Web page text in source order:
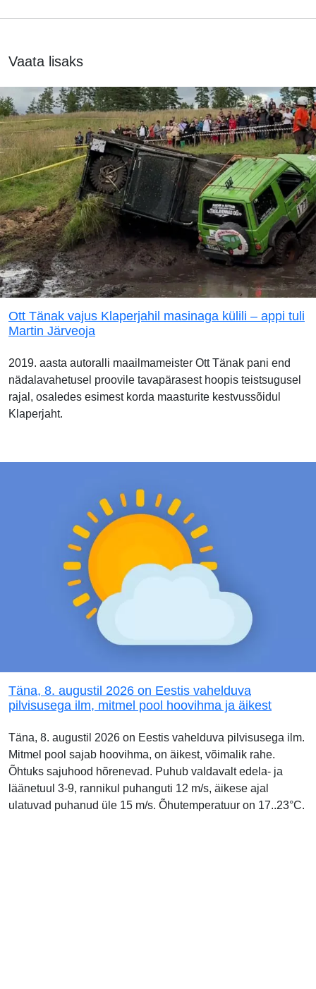
Vaata lisaks
Ott Tänak vajus Klaperjahil masinaga külili – appi tuli
Martin Järveoja
2019. aasta autoralli maailmameister Ott Tänak pani end
nädalavahetusel proovile tavapärasest hoopis teistsugusel
rajal, osaledes esimest korda maasturite kestvussõidul
Klaperjaht.
Täna, 8. augustil 2026 on Eestis vahelduva
pilvisusega ilm, mitmel pool hoovihma ja äikest
Täna, 8. augustil 2026 on Eestis vahelduva pilvisusega ilm.
Mitmel pool sajab hoovihma, on äikest, võimalik rahe.
Õhtuks sajuhood hõrenevad. Puhub valdavalt edela- ja
läänetuul 3-9, rannikul puhanguti 12 m/s, äikese ajal
ulatuvad puhanud üle 15 m/s. Õhutemperatuur on 17..23°C.